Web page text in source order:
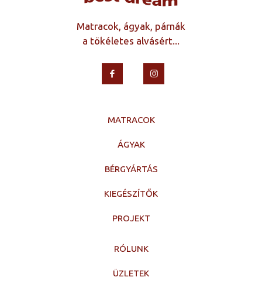
Matracok, ágyak, párnák
a tökéletes alvásért...
MATRACOK
ÁGYAK
BÉRGYÁRTÁS
KIEGÉSZÍTŐK
PROJEKT
RÓLUNK
ÜZLETEK